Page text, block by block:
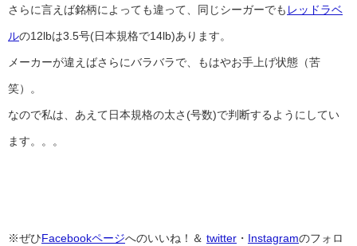
さらに言えば銘柄によっても違って、同じシーガーでも レッドラベ
ルの12lbは3.5号(日本規格で14lb)あります。
メーカーが違えばさらにバラバラで、もはやお手上げ状態（苦
笑）。
なので私は、あえて日本規格の太さ(号数)で判断するようにしてい
ます。。。
※ぜひFacebookページへのいいね！＆ twitter ・ Instagramのフォロ